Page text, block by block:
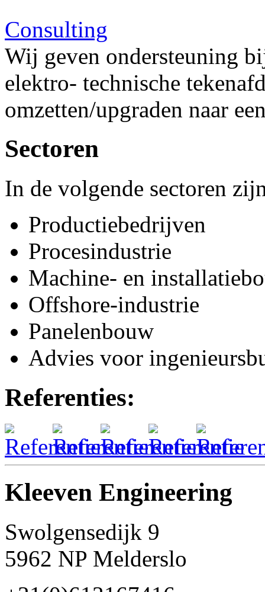
Consulting
Wij geven ondersteuning
elektro- technische
omzetten/upgraden naar
Sectoren
In de volgende sectoren
Productiebedrijven
Procesindustrie
Machine- en
Offshore-industrie
Panelenbouw
Advies voor
Referenties:
Kleeven Engineering
Swolgensedijk 9
5962 NP Melderslo